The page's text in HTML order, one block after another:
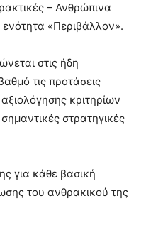
– Ανθρώπινα
«Περιβάλλον».
στις ήδη
τις προτάσεις
κριτηρίων
στρατηγικές
για κάθε βασική
του ανθρακικού της